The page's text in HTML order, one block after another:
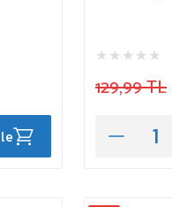
129,99 TL